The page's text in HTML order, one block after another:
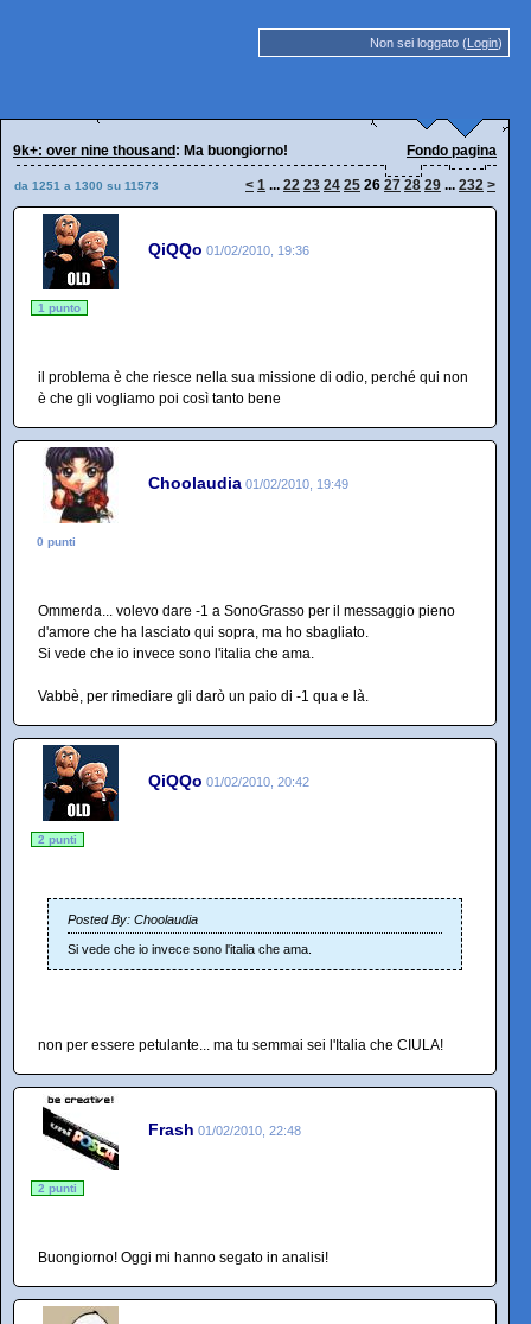
Non sei loggato (Login)
9k+: over nine thousand : Ma buongiorno! Fondo pagina
da 1251 a 1300 su 11573 < 1 ... 22 23 24 25 26 27 28 29 ... 232 >
QiQQo 01/02/2010, 19:36
1 punto
il problema è che riesce nella sua missione di odio, perché qui non
è che gli vogliamo poi così tanto bene
Choolaudia 01/02/2010, 19:49
0 punti
Ommerda... volevo dare -1 a SonoGrasso per il messaggio pieno
d'amore che ha lasciato qui sopra, ma ho sbagliato.
Si vede che io invece sono l'italia che ama.
Vabbè, per rimediare gli darò un paio di -1 qua e là.
QiQQo 01/02/2010, 20:42
2 punti
Posted By: Choolaudia
Si vede che io invece sono l'italia che ama.
non per essere petulante... ma tu semmai sei l'Italia che CIULA!
Frash 01/02/2010, 22:48
2 punti
Buongiorno! Oggi mi hanno segato in analisi!